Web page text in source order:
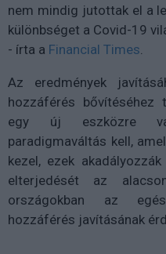
nem mindig jutottak el a
különbséget a Covid-19
- írta a Financial Times.
Az eredmények
hozzáférés bővítéséhez
egy új eszközre
paradigmaváltás kell,
kezel, ezek
elterjedését az
országokban az
hozzáférés javításának